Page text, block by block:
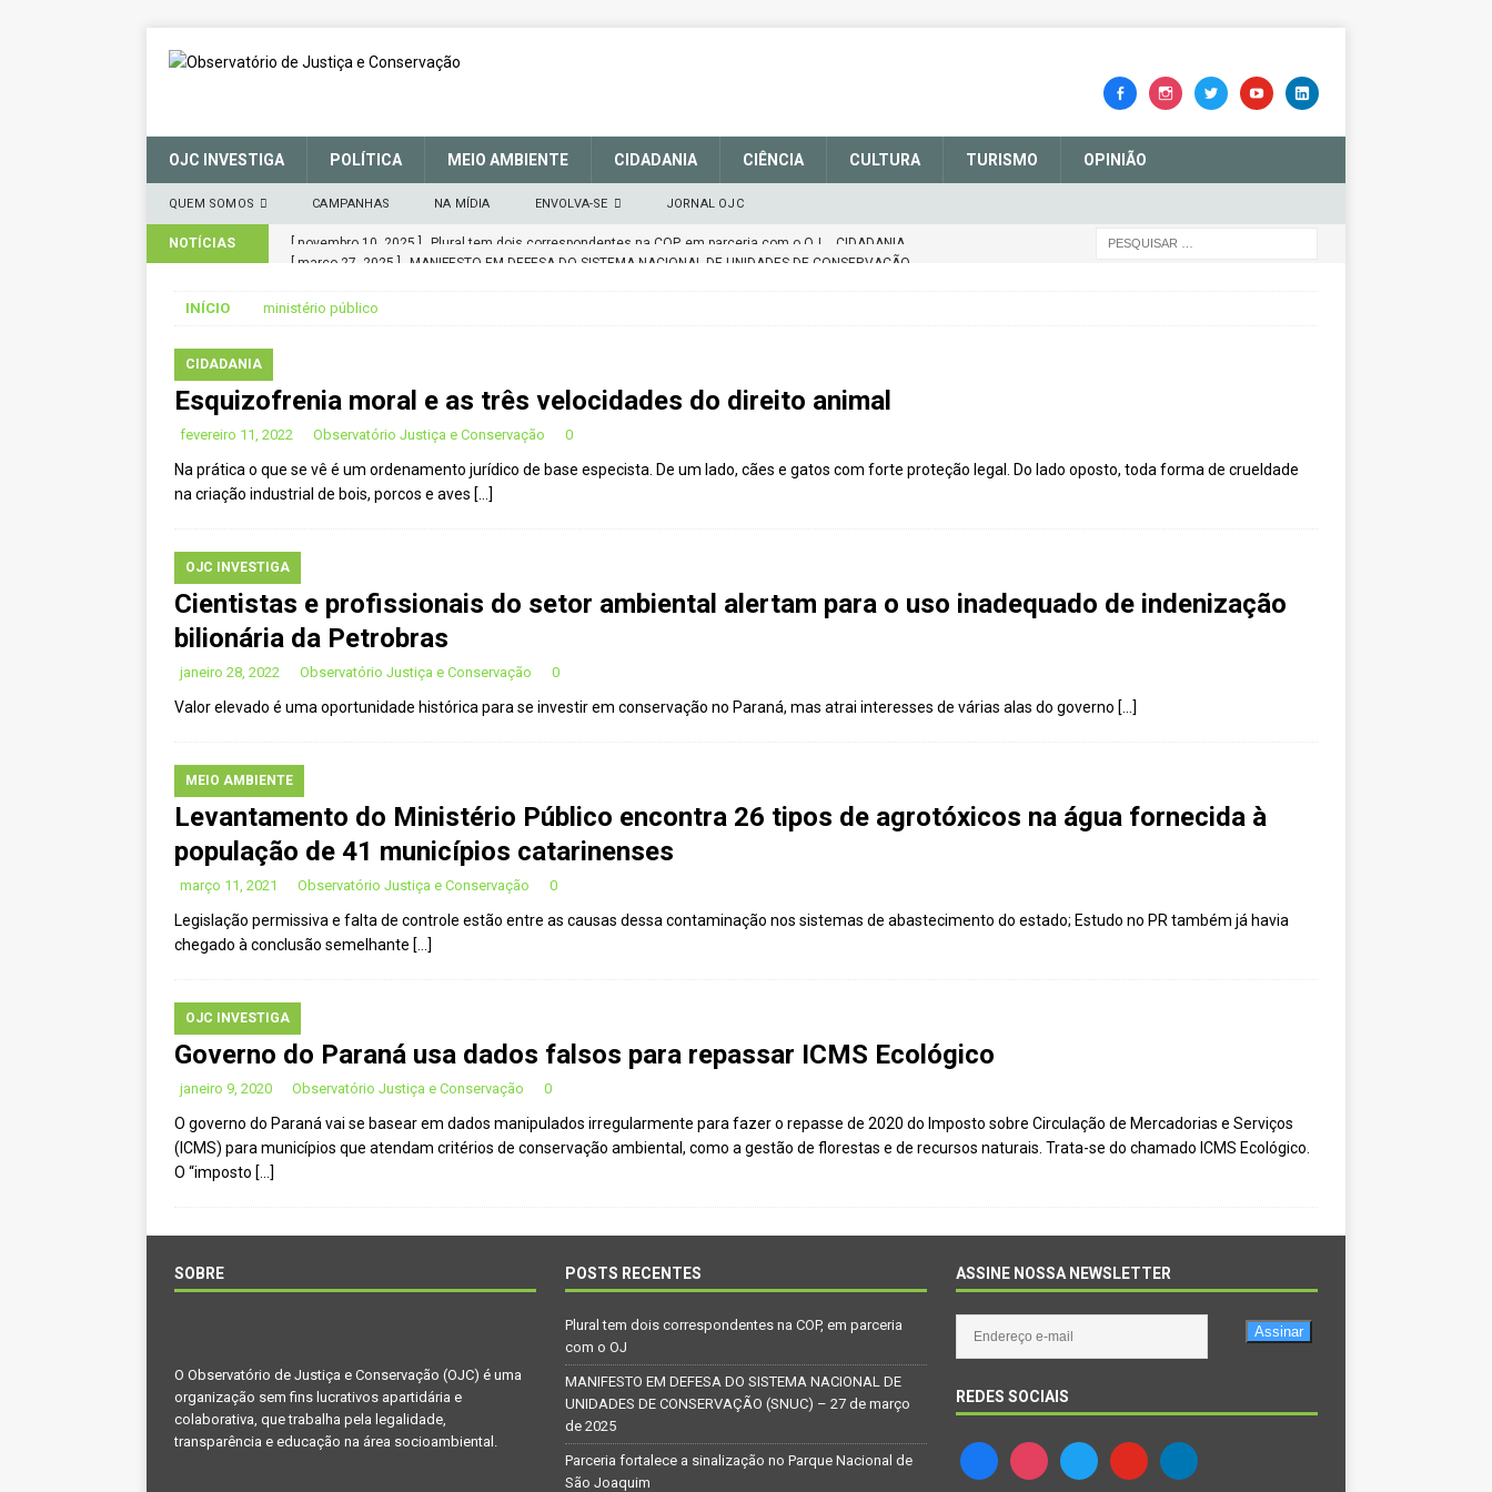
OJC INVESTIGA POLÍTICA MEIO AMBIENTE CIDADANIA CIÊNCIA CULTURA TURISMO OPINIÃO
QUEM SOMOS CAMPANHAS NA MÍDIA ENVOLVA-SE JORNAL OJC
NOTÍCIAS [ março 27, 2025 ] MANIFESTO EM DEFESA DO SISTEMA NACIONAL DE UNIDADES DE CONSERVAÇÃO
[ janeiro 22, 2025 ]
[ novembro 29, 2024 ] Nota de Atenção CIDADANIA
[ novembro 11, 2024 ] Nota de Repúdio OPINIÃO
[ agosto 9, 2024 ] O assustador derretimento das geleiras dos Andes CIDADANIA
[ agosto 23, 2023 ] Governo do Paraná se nega a combater desmatamento ilegal na Mata Atlântica
[ outubro 3, 2022 ]
[ maio 16, 2022 ] Ameaças do pinus e eucalipto às Florestas com Araucárias nos estados do
[ novembro 10, 2025 ]
INÍCIO ministério público
CIDADANIA
Esquizofrenia moral e as três velocidades do direito animal
fevereiro 11, 2022 Observatório Justiça e Conservação 0
Na prática o que se vê é um ordenamento jurídico de base especista. De um lado, cães e gatos com forte proteção legal. Do lado oposto, toda forma de crueldade
na criação industrial de bois, porcos e aves […]
OJC INVESTIGA
Cientistas e profissionais do setor ambiental alertam para o uso inadequado de indenização
bilionária da Petrobras
janeiro 28, 2022 Observatório Justiça e Conservação 0
Valor elevado é uma oportunidade histórica para se investir em conservação no Paraná, mas atrai interesses de várias alas do governo […]
MEIO AMBIENTE
Levantamento do Ministério Público encontra 26 tipos de agrotóxicos na água fornecida à
população de 41 municípios catarinenses
março 11, 2021 Observatório Justiça e Conservação 0
Legislação permissiva e falta de controle estão entre as causas dessa contaminação nos sistemas de abastecimento do estado; Estudo no PR também já havia
chegado à conclusão semelhante […]
OJC INVESTIGA
Governo do Paraná usa dados falsos para repassar ICMS Ecológico
janeiro 9, 2020 Observatório Justiça e Conservação 0
O governo do Paraná vai se basear em dados manipulados irregularmente para fazer o repasse de 2020 do Imposto sobre Circulação de Mercadorias e Serviços
(ICMS) para municípios que atendam critérios de conservação ambiental, como a gestão de florestas e de recursos naturais. Trata-se do chamado ICMS Ecológico.
O “imposto […]
SOBRE
O Observatório de Justiça e Conservação (OJC) é uma
organização sem fins lucrativos apartidária e
colaborativa, que trabalha pela legalidade,
transparência e educação na área socioambiental.
POSTS RECENTES
Plural tem dois correspondentes na COP, em parceria
com o OJ
MANIFESTO EM DEFESA DO SISTEMA NACIONAL DE
UNIDADES DE CONSERVAÇÃO (SNUC) – 27 de março
de 2025
Parceria fortalece a sinalização no Parque Nacional de
São Joaquim
ASSINE NOSSA NEWSLETTER
Assinar
REDES SOCIAIS